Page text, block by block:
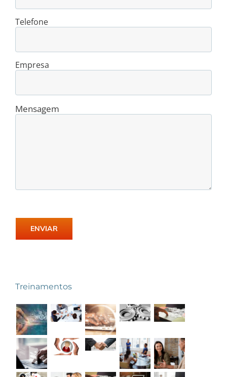
Telefone
Empresa
Mensagem
Treinamentos